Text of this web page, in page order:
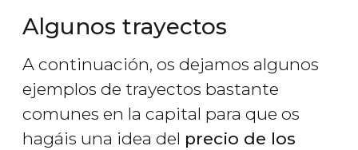
Algunos trayectos
A continuación, os dejamos algunos
ejemplos de trayectos bastante
comunes en la capital para que os
hagáis una idea del precio de los